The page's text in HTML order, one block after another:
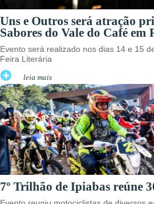
Uns e Outros será atração
Sabores do Vale do Café em
Evento será realizado nos dias 14 e 15
Feira Literária
leia mais
7º Trilhão de Ipiabas reúne